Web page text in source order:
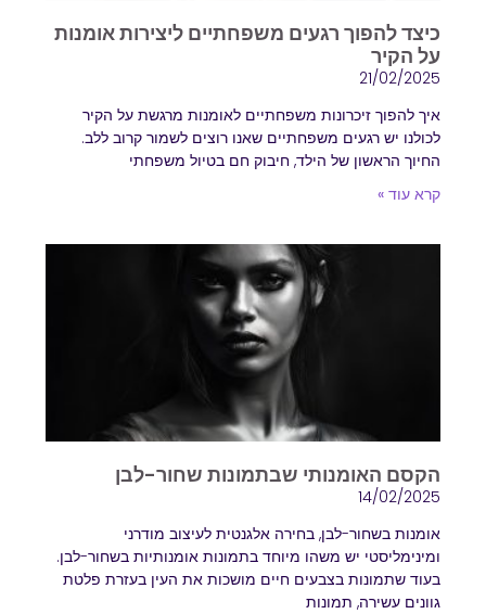
כיצד להפוך רגעים משפחתיים ליצירות אומנות
על הקיר
21/02/2025
איך להפוך זיכרונות משפחתיים לאומנות מרגשת על הקיר
לכולנו יש רגעים משפחתיים שאנו רוצים לשמור קרוב ללב.
החיוך הראשון של הילד, חיבוק חם בטיול משפחתי
קרא עוד »
הקסם האומנותי שבתמונות שחור-לבן
14/02/2025
אומנות בשחור-לבן, בחירה אלגנטית לעיצוב מודרני
ומינימליסטי יש משהו מיוחד בתמונות אומנותיות בשחור-לבן.
בעוד שתמונות בצבעים חיים מושכות את העין בעזרת פלטת
גוונים עשירה, תמונות